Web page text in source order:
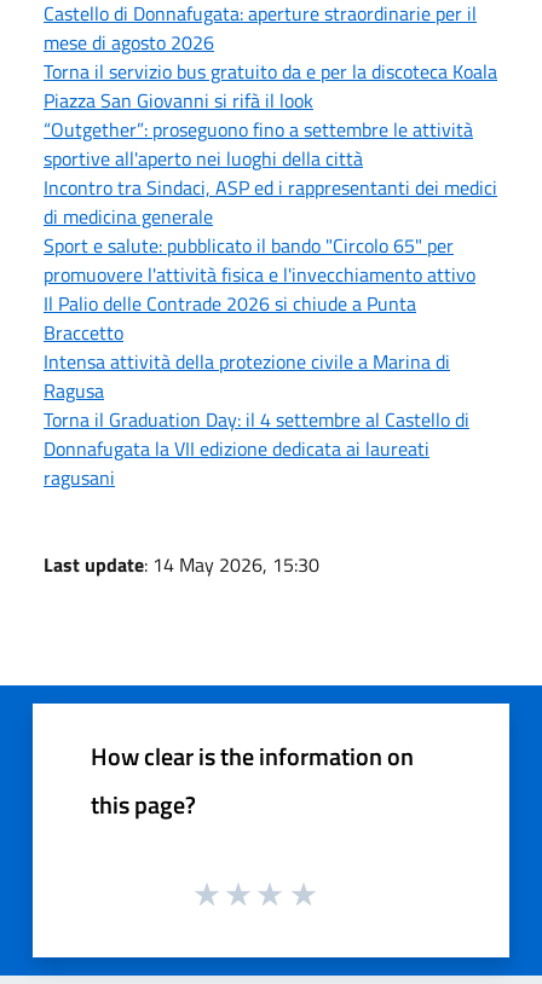
Castello di Donnafugata: aperture straordinarie per il
mese di agosto 2026
Torna il servizio bus gratuito da e per la discoteca Koala
Piazza San Giovanni si rifà il look
“Outgether”: proseguono fino a settembre le attività
sportive all'aperto nei luoghi della città
Incontro tra Sindaci, ASP ed i rappresentanti dei medici
di medicina generale
Sport e salute: pubblicato il bando "Circolo 65" per
promuovere l'attività fisica e l'invecchiamento attivo
Il Palio delle Contrade 2026 si chiude a Punta
Braccetto
Intensa attività della protezione civile a Marina di
Ragusa
Torna il Graduation Day: il 4 settembre al Castello di
Donnafugata la VII edizione dedicata ai laureati
ragusani
Last update: 14 May 2026, 15:30
How clear is the information on
this page?